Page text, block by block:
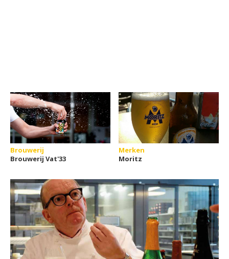
Brouwerij
Brouwerij Vat'33
Merken
Moritz